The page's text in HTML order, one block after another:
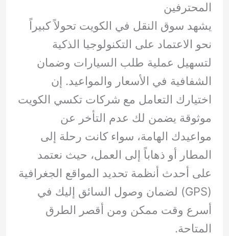
المحترفين
يشهد سوق النقل في الكويت تحولاً كبيراً
نحو الاعتماد على التكنولوجيا الذكية
لتسهيل عملية طلب السيارات وضمان
الشفافية في الأسعار والمواعيد. إن
اختيارك التعامل مع شركات تكسي الكويت
موثوقة يضمن لك عدم التأخر عن
مواعيدك الهامة، سواء كانت رحلة إلى
المطار أو ذهاباً إلى العمل، حيث نعتمد
على أحدث أنظمة تحديد المواقع الجغرافية
(GPS) لضمان وصول السائق إليك في
أسرع وقت ممكن ومن أقصر الطرق
المتاحة.